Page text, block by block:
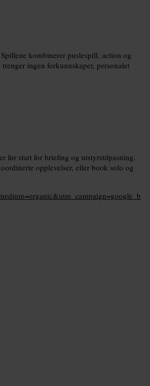
kombinerer puslespill, action og
ingen forkunnskaper, personalet
før start for briefing og utstyrstilpasning.
opplevelser, eller book solo og